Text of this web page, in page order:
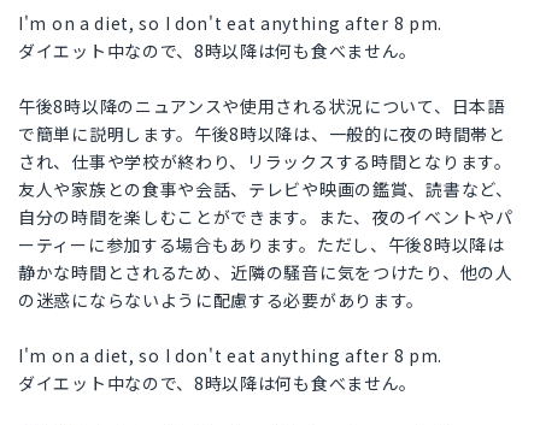
I'm on a diet, so I don't eat anything after 8 pm.
ダイエット中なので、8時以降は何も食べません。
午後8時以降のニュアンスや使用される状況について、日本語
で簡単に説明します。午後8時以降は、一般的に夜の時間帯と
され、仕事や学校が終わり、リラックスする時間となります。
友人や家族との食事や会話、テレビや映画の鑑賞、読書など、
自分の時間を楽しむことができます。また、夜のイベントやパ
ーティーに参加する場合もあります。ただし、午後8時以降は
静かな時間とされるため、近隣の騒音に気をつけたり、他の人
の迷惑にならないように配慮する必要があります。
I'm on a diet, so I don't eat anything after 8 pm.
ダイエット中なので、8時以降は何も食べません。